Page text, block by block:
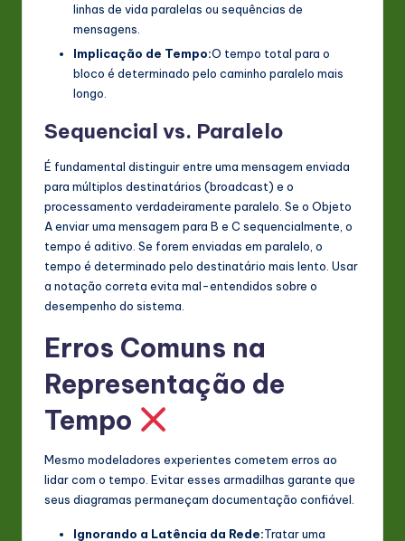
linhas de vida paralelas ou sequências de
mensagens.
Implicação de Tempo:O tempo total para o
bloco é determinado pelo caminho paralelo mais
longo.
Sequencial vs. Paralelo
É fundamental distinguir entre uma mensagem enviada
para múltiplos destinatários (broadcast) e o
processamento verdadeiramente paralelo. Se o Objeto
A enviar uma mensagem para B e C sequencialmente, o
tempo é aditivo. Se forem enviadas em paralelo, o
tempo é determinado pelo destinatário mais lento. Usar
a notação correta evita mal-entendidos sobre o
desempenho do sistema.
Erros Comuns na
Representação de
Tempo
Mesmo modeladores experientes cometem erros ao
lidar com o tempo. Evitar esses armadilhas garante que
seus diagramas permaneçam documentação confiável.
Ignorando a Latência da Rede:Tratar uma